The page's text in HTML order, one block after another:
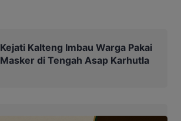
Kejati Kalteng Imbau Warga Pakai
Masker di Tengah Asap Karhutla